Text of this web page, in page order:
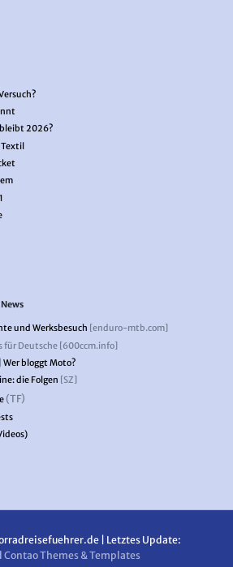
2026?
Textil
und Werksbesuch [enduro-mtb.com]
für Deutsche [600ccm.info]
Wer bloggt Moto?
die Folgen [SZ]
(TF)
| Letztes Update:
Contao Themes & Templates